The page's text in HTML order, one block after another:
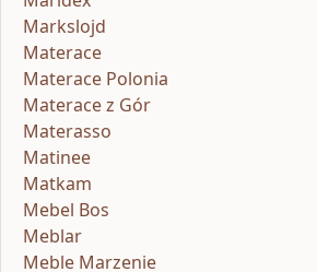
Markslojd
Materace
Materace Polonia
Materace z Gór
Materasso
Matinee
Matkam
Mebel Bos
Meblar
Meble Marzenie